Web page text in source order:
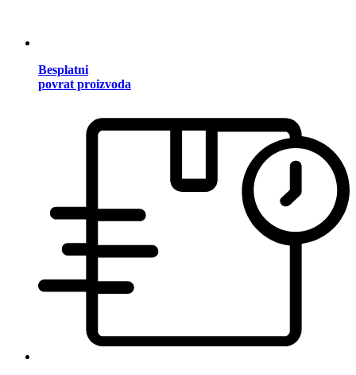
Besplatni
povrat proizvoda